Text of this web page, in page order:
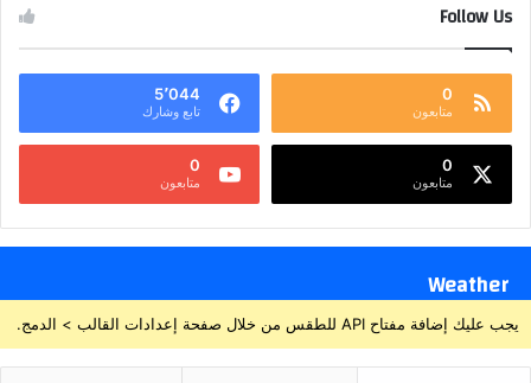
Follow Us
0
متابعون
5٬044
تابع وشارك
0
متابعون
0
متابعون
Weather
يجب عليك إضافة مفتاح API للطقس من خلال صفحة إعدادات القالب > الدمج.